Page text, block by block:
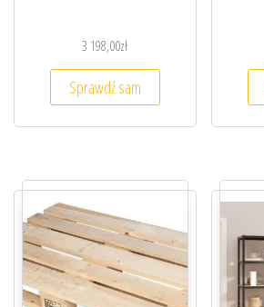
3 198,00zł
Sprawdź sam